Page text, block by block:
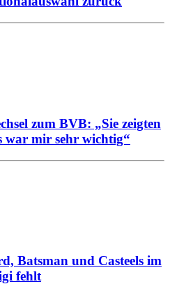
zum BVB: „Sie zeigten
war mir sehr wichtig“
Batsman und Casteels im
fehlt